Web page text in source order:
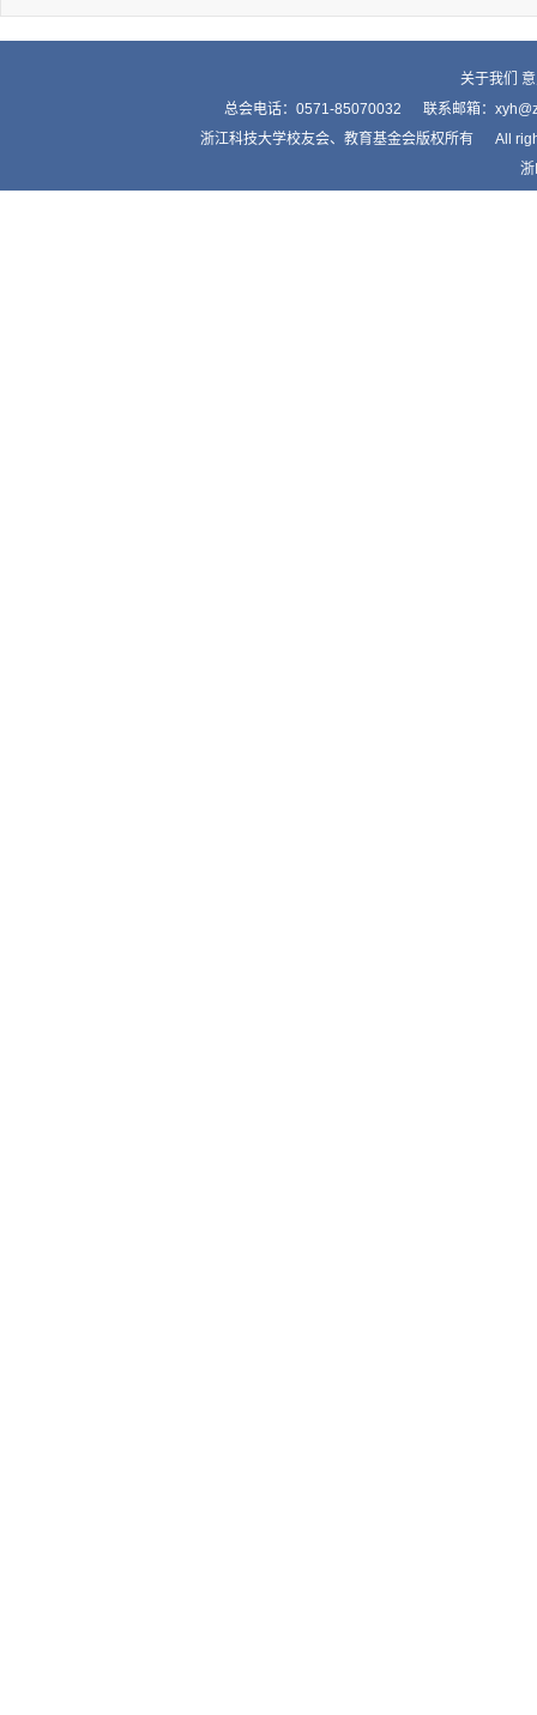
关于我们
总会电话：0571-85070032 联系邮箱：
浙江科技大学校友会、教育基金会版权所有 All